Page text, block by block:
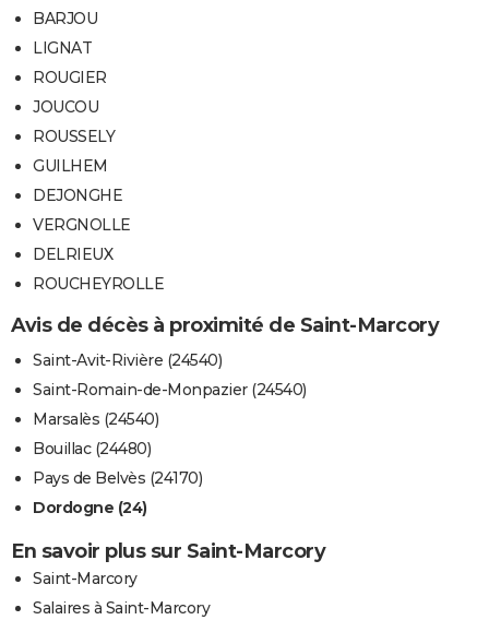
BARJOU
LIGNAT
ROUGIER
JOUCOU
ROUSSELY
GUILHEM
DEJONGHE
VERGNOLLE
DELRIEUX
ROUCHEYROLLE
Avis de décès à proximité de Saint-Marcory
Saint-Avit-Rivière (24540)
Saint-Romain-de-Monpazier (24540)
Marsalès (24540)
Bouillac (24480)
Pays de Belvès (24170)
Dordogne (24)
En savoir plus sur Saint-Marcory
Saint-Marcory
Salaires à Saint-Marcory